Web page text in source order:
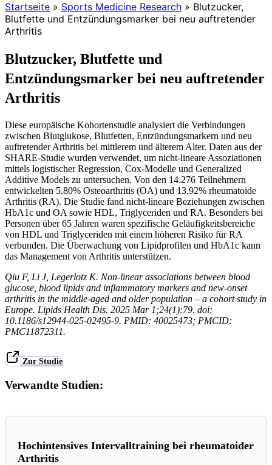
Startseite » Sports Medicine Research » Blutzucker,
Blutfette und Entzündungsmarker bei neu auftretender
Arthritis
Blutzucker, Blutfette und
Entzündungsmarker bei neu auftretender
Arthritis
Diese europäische Kohortenstudie analysiert die Verbindungen
zwischen Blutglukose, Blutfetten, Entzündungsmarkern und neu
auftretender Arthritis bei mittlerem und älterem Alter. Daten aus der
SHARE-Studie wurden verwendet, um nicht-lineare Assoziationen
mittels logistischer Regression, Cox-Modelle und Generalized
Additive Models zu untersuchen. Von den 14.276 Teilnehmern
entwickelten 5.80% Osteoarthritis (OA) und 13.92% rheumatoide
Arthritis (RA). Die Studie fand nicht-lineare Beziehungen zwischen
HbA1c und OA sowie HDL, Triglyceriden und RA. Besonders bei
Personen über 65 Jahren waren spezifische Geläufigkeitsbereiche
von HDL und Triglyceriden mit einem höheren Risiko für RA
verbunden. Die Überwachung von Lipidprofilen und HbA1c kann
das Management von Arthritis unterstützen.
Qiu F, Li J, Legerlotz K. Non-linear associations between blood
glucose, blood lipids and inflammatory markers and new-onset
arthritis in the middle-aged and older population – a cohort study in
Europe. Lipids Health Dis. 2025 Mar 1;24(1):79. doi:
10.1186/s12944-025-02495-9. PMID: 40025473; PMCID:
PMC11872311.
Zur Studie
Verwandte Studien:
Hochintensives Intervalltraining bei rheumatoider
Arthritis